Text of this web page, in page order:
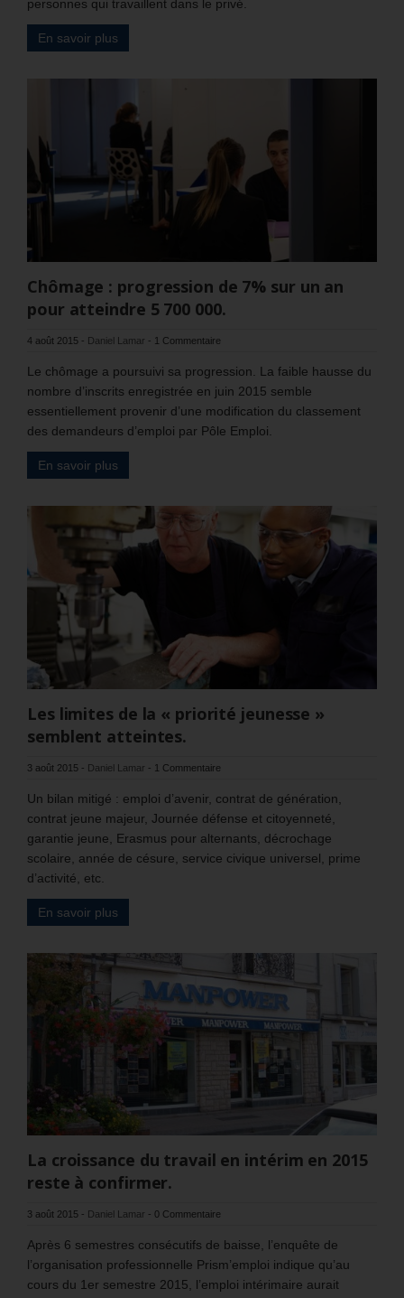
personnes qui travaillent dans le privé.
En savoir plus
Chômage : progression de 7% sur un an
pour atteindre 5 700 000.
4 août 2015 - Daniel Lamar - 1 Commentaire
Le chômage a poursuivi sa progression. La faible hausse du
nombre d’inscrits enregistrée en juin 2015 semble
essentiellement provenir d’une modification du classement
des demandeurs d’emploi par Pôle Emploi.
En savoir plus
Les limites de la « priorité jeunesse »
semblent atteintes.
3 août 2015 - Daniel Lamar - 1 Commentaire
Un bilan mitigé : emploi d’avenir, contrat de génération,
contrat jeune majeur, Journée défense et citoyenneté,
garantie jeune, Erasmus pour alternants, décrochage
scolaire, année de césure, service civique universel, prime
d’activité, etc.
En savoir plus
La croissance du travail en intérim en 2015
reste à confirmer.
3 août 2015 - Daniel Lamar - 0 Commentaire
Après 6 semestres consécutifs de baisse, l’enquête de
l’organisation professionnelle Prism’emploi indique qu’au
cours du 1er semestre 2015, l’emploi intérimaire aurait